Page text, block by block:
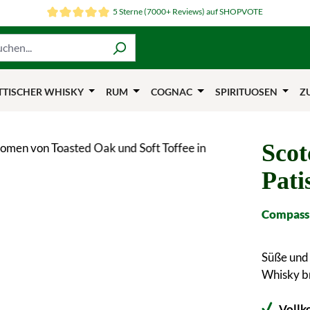
5 Sterne (7000+ Reviews) auf SHOPVOTE
WHISKY RUM COGNAC SPIRITUOSEN
Süße
Whisky